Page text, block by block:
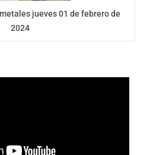
jueves 01 de febrero de
2024